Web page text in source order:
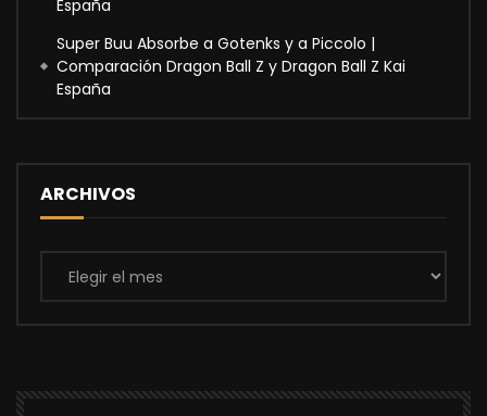
España
Super Buu Absorbe a Gotenks y a Piccolo |
Comparación Dragon Ball Z y Dragon Ball Z Kai
España
ARCHIVOS
Archivos